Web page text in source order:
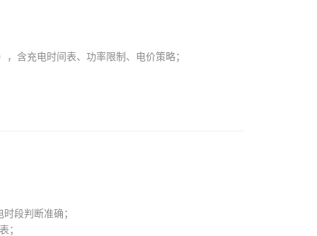
含充电时间表、功率限制、电价策略；
段判断准确；
；